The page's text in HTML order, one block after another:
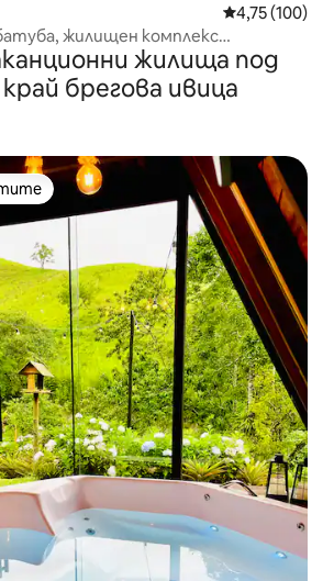
Средна
4,75 (100)
жилищен комплекс
жилища под
брегова ивица
на гостите